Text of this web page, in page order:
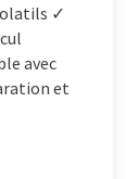
✓
avec
et